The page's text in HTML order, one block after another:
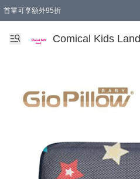
首單可享額外95折
Comical Kids Land